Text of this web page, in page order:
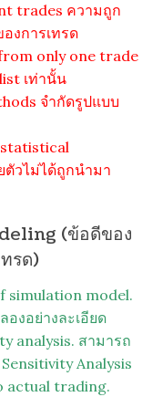
trades ความถูก
งการเทรด
only one trade
เท่านั้น
จำกัดรูปแบบ
วไม่ได้ถูกนำมา
(ข้อดีของ
รด)
simulation model.
งอย่างละเอียด
analysis. สามารถ
Analysis
actual trading.